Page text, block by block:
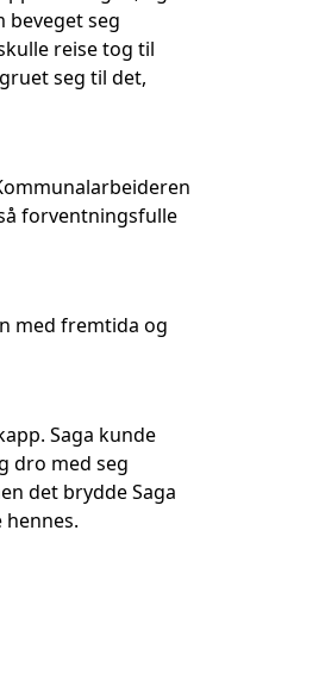
beveget seg
reise tog til
seg til det,
forventningsfulle
med fremtida og
Saga kunde
dro med seg
det brydde Saga